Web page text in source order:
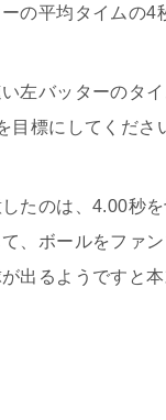
の平均タイムの4
左バッターのタイ
目標にしてくださ
たのは、4.00秒を
、ボールをファン
出るようですと本